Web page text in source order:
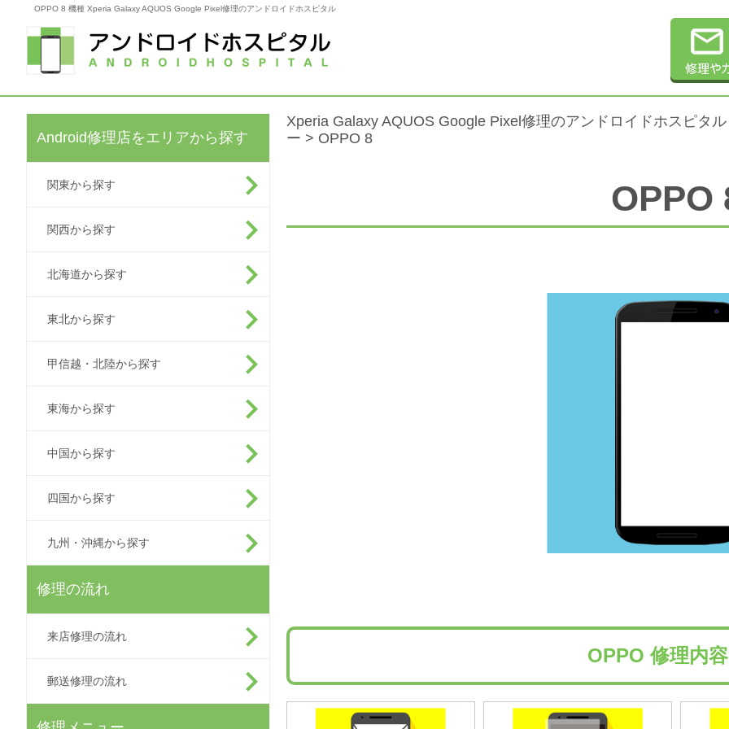
OPPO 8 機種 Xperia Galaxy AQUOS Google Pixel修理のアンドロイドホスピタル
Android修理店をエリアから探す
関東から探す
関西から探す
北海道から探す
東北から探す
甲信越・北陸から探す
東海から探す
中国から探す
四国から探す
九州・沖縄から探す
修理の流れ
来店修理の流れ
郵送修理の流れ
Xperia Galaxy AQUOS Google Pixel修理のアンドロイドホスピタル
ー > OPPO 8
OPPO
OPPO 修理内